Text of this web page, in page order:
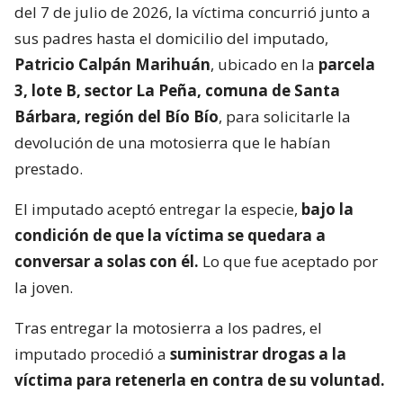
del 7 de julio de 2026, la víctima concurrió junto a
sus padres hasta el domicilio del imputado,
Patricio Calpán Marihuán, ubicado en la parcela
3, lote B, sector La Peña, comuna de Santa
Bárbara, región del Bío Bío, para solicitarle la
devolución de una motosierra que le habían
prestado.
El imputado aceptó entregar la especie, bajo la
condición de que la víctima se quedara a
conversar a solas con él. Lo que fue aceptado por
la joven.
Tras entregar la motosierra a los padres, el
imputado procedió a suministrar drogas a la
víctima para retenerla en contra de su voluntad.